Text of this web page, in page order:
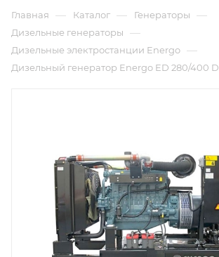
Главная — Каталог — Генераторы —
Дизельные генераторы —
Дизельные электростанции Energo —
Дизельный генератор Energo ED 280/400 D